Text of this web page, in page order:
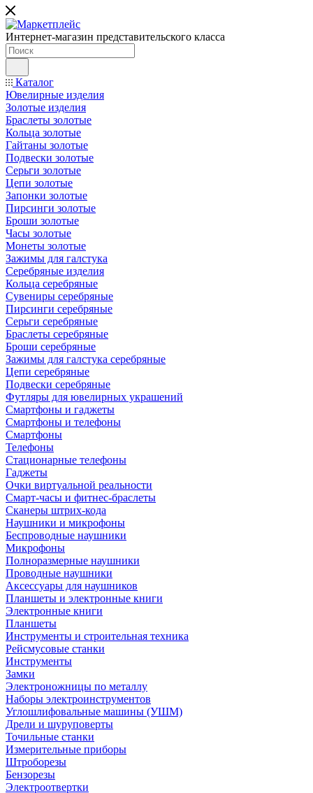
Интернет-магазин представительского класса
Каталог
Ювелирные изделия
Золотые изделия
Браслеты золотые
Кольца золотые
Гайтаны золотые
Подвески золотые
Серьги золотые
Цепи золотые
Запонки золотые
Пирсинги золотые
Броши золотые
Часы золотые
Монеты золотые
Зажимы для галстука
Серебряные изделия
Кольца серебряные
Сувениры серебряные
Пирсинги серебряные
Серьги серебряные
Браслеты серебряные
Броши серебряные
Зажимы для галстука серебряные
Цепи серебряные
Подвески серебряные
Футляры для ювелирных украшений
Смартфоны и гаджеты
Смартфоны и телефоны
Смартфоны
Телефоны
Стационарные телефоны
Гаджеты
Очки виртуальной реальности
Смарт-часы и фитнес-браслеты
Сканеры штрих-кода
Наушники и микрофоны
Беспроводные наушники
Микрофоны
Полноразмерные наушники
Проводные наушники
Аксессуары для наушников
Планшеты и электронные книги
Электронные книги
Планшеты
Инструменты и строительная техника
Рейсмусовые станки
Инструменты
Замки
Электроножницы по металлу
Наборы электроинструментов
Углошлифовальные машины (УШМ)
Дрели и шуруповерты
Точильные станки
Измерительные приборы
Штроборезы
Бензорезы
Электроотвертки